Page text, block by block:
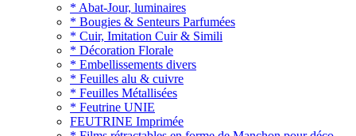
* Abat-Jour, luminaires
* Bougies & Senteurs Parfumées
* Cuir, Imitation Cuir & Simili
* Décoration Florale
* Embellissements divers
* Feuilles alu & cuivre
* Feuilles Métallisées
* Feutrine UNIE
FEUTRINE Imprimée